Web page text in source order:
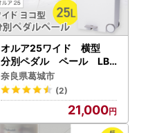
オルア25ワイド 横型
分別ペダル ペール LBD
-11／ライクイット like-i
t オシャレ ゴミ箱 日
本製【like002A】
奈良県葛城市
(2)
21,000